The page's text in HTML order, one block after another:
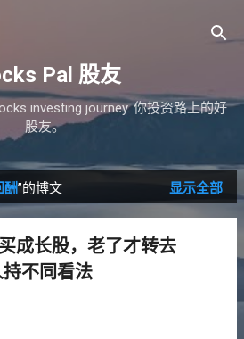
Pal 股友
investing journey. 你投资路上的好
股友。
酬”的博文 显示全部
成长股，老了才转去
不同看法